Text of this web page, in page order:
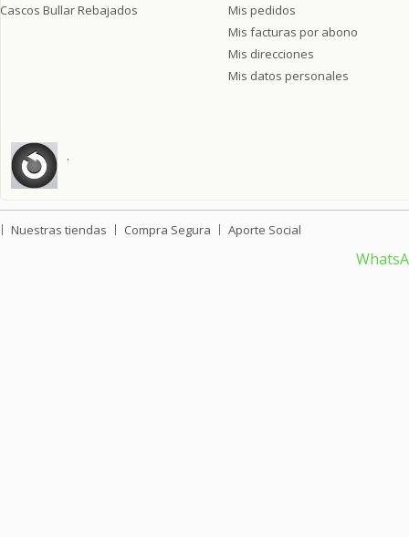
Cascos Bullar Rebajados
Mis pedidos
Mis facturas por abono
Mis direcciones
Mis datos personales
.
Nuestras tiendas Compra Segura Aporte Social